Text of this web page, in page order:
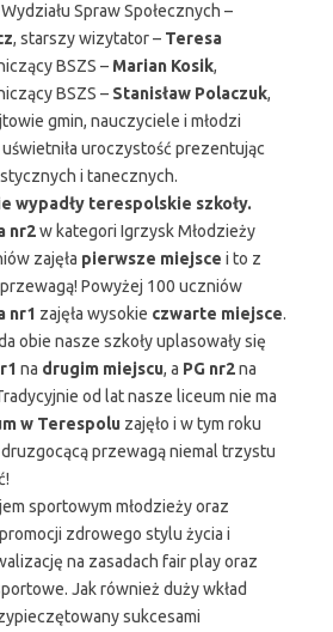
Spraw Społecznych –
, starszy wizytator – Teresa
BSZS – Marian Kosik,
BSZS – Stanisław Polaczuk,
gmin, nauczyciele i młodzi
uroczystość prezentując
i tanecznych.
wypadły terespolskie szkoły.
nr2w kategori Igrzysk Młodzieży
zajęła pierwsze miejsce i to z
Powyżej 100 uczniów
nr1 zajęła wysokie czwarte miejsce.
obie nasze szkoły uplasowały się
na drugim miejscu, a PG nr2na
od lat nasze liceum nie ma
w Terespolu zajęło i w tym roku
przewagą niemal trzystu
sportowym młodzieży oraz
zdrowego stylu życia i
na zasadach fair play oraz
Jak również duży wkład
sukcesami